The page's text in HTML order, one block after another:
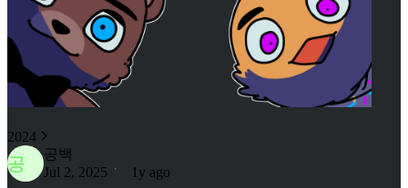
2024
공
공백
Jul 2, 2025
1y ago